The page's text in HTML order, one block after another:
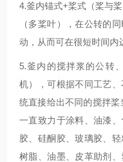
4.釜内锚式+桨式（桨与
（多桨叶），在公转的
动，从而可在很短时间内
5.釜内的搅拌浆的公转
机），可根据不同工艺
统直接给出不同的搅拌桨
一直致力于涂料、油漆
胶、硅酮胶、玻璃胶、
树脂、油墨、皮革助剂